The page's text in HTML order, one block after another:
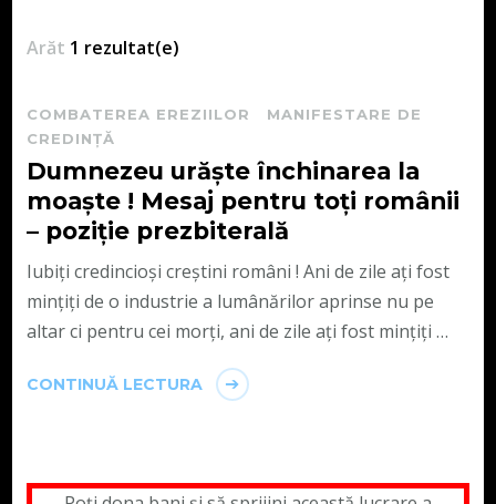
Arăt 1 rezultat(e)
COMBATEREA EREZIILOR
MANIFESTARE DE
CREDINȚĂ
Dumnezeu urăște închinarea la
moaște ! Mesaj pentru toți românii
– poziție prezbiterală
Iubiți credincioși creștini români ! Ani de zile ați fost
mințiți de o industrie a lumânărilor aprinse nu pe
altar ci pentru cei morți, ani de zile ați fost mințiți …
CONTINUĂ LECTURA